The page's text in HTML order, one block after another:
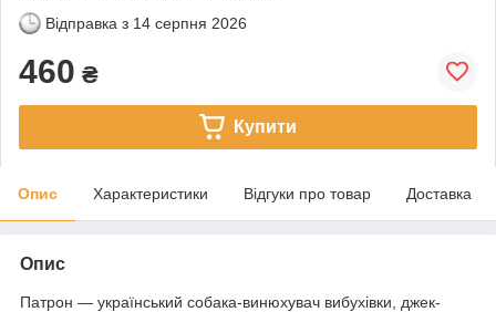
Відправка з 14 серпня 2026
460 ₴
Купити
Опис Характеристики Відгуки про товар Доставка
Опис
Патрон — український собака-винюхувач вибухівки, джек-